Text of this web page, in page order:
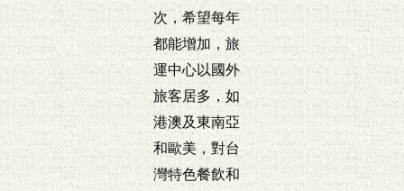
次，希望每年
都能增加，旅
運中心以國外
旅客居多，如
港澳及東南亞
和歐美，對台
灣特色餐飲和